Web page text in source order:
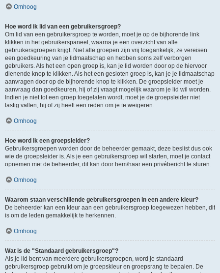
Omhoog
Hoe word ik lid van een gebruikersgroep?
Om lid van een gebruikersgroep te worden, moet je op de bijhorende link
klikken in het gebruikerspaneel, waarna je een overzicht van alle
gebruikersgroepen krijgt. Niet alle groepen zijn vrij toegankelijk, ze vereisen
een goedkeuring van je lidmaatschap en hebben soms zelf verborgen
gebruikers. Als het een open groep is, kan je lid worden door op de hiervoor
dienende knop te klikken. Als het een gesloten groep is, kan je je lidmaatschap
aanvragen door op de bijhorende knop te klikken. De groepsleider moet je
aanvraag dan goedkeuren, hij of zij vraagt mogelijk waarom je lid wil worden.
Indien je niet tot een groep toegelaten wordt, moet je de groepsleider niet
lastig vallen, hij of zij heeft een reden om je te weigeren.
Omhoog
Hoe word ik een groepsleider?
Gebruikersgroepen worden door de beheerder gemaakt, deze beslist dus ook
wie de groepsleider is. Als je een gebruikersgroep wil starten, moet je contact
opnemen met de beheerder, dit kan door hem/haar een privébericht te sturen.
Omhoog
Waarom staan verschillende gebruikersgroepen in een andere kleur?
De beheerder kan een kleur aan een gebruikersgroep toegewezen hebben, dit
is om de leden gemakkelijk te herkennen.
Omhoog
Wat is de "Standaard gebruikersgroep"?
Als je lid bent van meerdere gebruikersgroepen, word je standaard
gebruikersgroep gebruikt om je groepskleur en groepsrang te bepalen. De